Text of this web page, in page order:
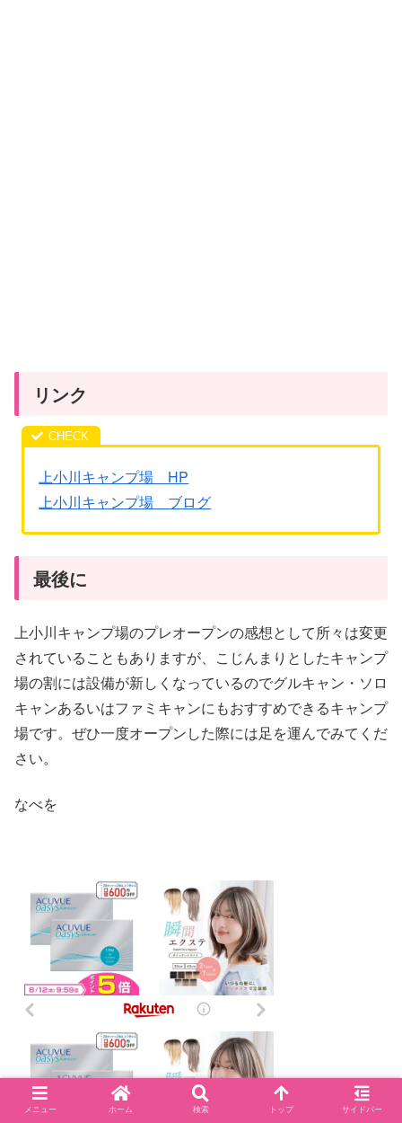
リンク
上小川キャンプ場 HP
上小川キャンプ場 ブログ
最後に
上小川キャンプ場のプレオープンの感想として所々は変更
されていることもありますが、こじんまりとしたキャンプ
場の割には設備が新しくなっているのでグルキャン・ソロ
キャンあるいはファミキャンにもおすすめできるキャンプ
場です。ぜひ一度オープンした際には足を運んでみてくだ
さい。
なべを
メニュー ホーム 検索 トップ サイドバー